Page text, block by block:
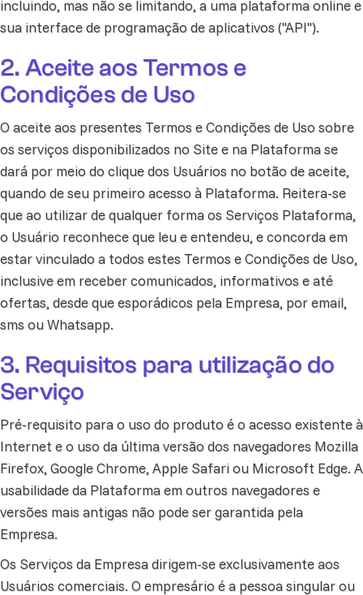
incluindo, mas não se limitando, a uma plataforma online e
sua interface de programação de aplicativos ("API").
2. Aceite aos Termos e
Condições de Uso
O aceite aos presentes Termos e Condições de Uso sobre
os serviços disponibilizados no Site e na Plataforma se
dará por meio do clique dos Usuários no botão de aceite,
quando de seu primeiro acesso à Plataforma. Reitera-se
que ao utilizar de qualquer forma os Serviços Plataforma,
o Usuário reconhece que leu e entendeu, e concorda em
estar vinculado a todos estes Termos e Condições de Uso,
inclusive em receber comunicados, informativos e até
ofertas, desde que esporádicos pela Empresa, por email,
sms ou Whatsapp.
3. Requisitos para utilização do
Serviço
Pré-requisito para o uso do produto é o acesso existente à
Internet e o uso da última versão dos navegadores Mozilla
Firefox, Google Chrome, Apple Safari ou Microsoft Edge. A
usabilidade da Plataforma em outros navegadores e
versões mais antigas não pode ser garantida pela
Empresa.
Os Serviços da Empresa dirigem-se exclusivamente aos
Usuários comerciais. O empresário é a pessoa singular ou